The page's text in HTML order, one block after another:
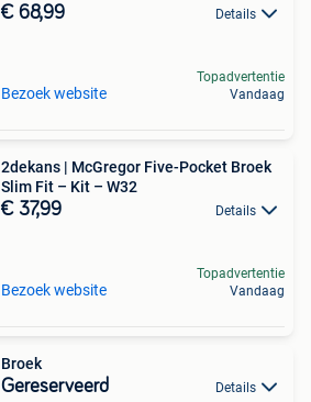
€ 68,99 Details
Bezoek website
Topadvertentie
Vandaag
2dekans | McGregor Five-Pocket Broek
Slim Fit – Kit – W32
€ 37,99 Details
Bezoek website
Topadvertentie
Vandaag
Broek
Gereserveerd Details